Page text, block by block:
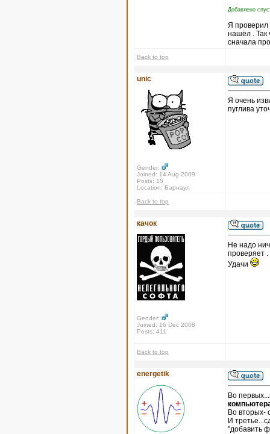
Добавлено
Я проверил
нашёл . Так
сначала
Back to top
unic
Gender:
Joined: 14 Aug 2009
Posts: 15
Location: Барнаул
Я очень
пуглива
Back to top
качок
Gender:
Joined: 16 Dec 2008
Posts: 411
Не надо
проверяет .
Удачи
Back to top
energetik
Во
Во вторых-
И
"добавить